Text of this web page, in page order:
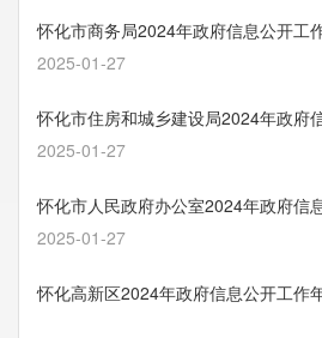
怀化市商务局2024年政府信息公开工
2025-01-27
怀化市住房和城乡建设局2024年政府
2025-01-27
怀化市人民政府办公室2024年政府信
2025-01-27
怀化高新区2024年政府信息公开工作